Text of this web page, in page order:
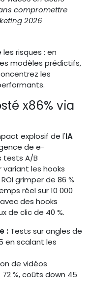
compromettre
2026
risques : en
modèles prédictifs,
les
x86% via
explosif de l'IA
de e-
tests A/B
les hooks
grimper de 86 %
réel sur 10 000
des hooks
de clic de 40 %.
: Tests sur angles de
en scalant les
de vidéos
%, coûts down 45